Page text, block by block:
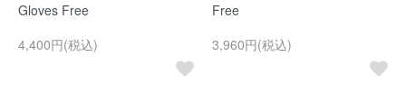
Gloves Free
4,400円(税込)
Free
3,960円(税込)